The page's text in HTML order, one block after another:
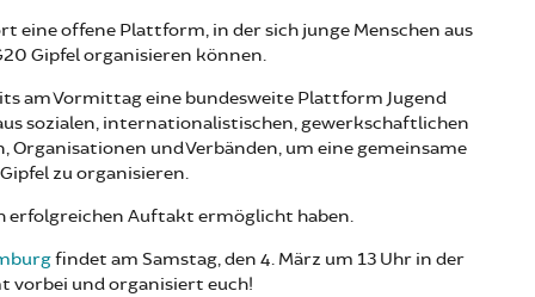
eine offene Plattform, in der sich junge Menschen aus
Gipfel organisieren können.
am Vormittag eine bundesweite Plattform Jugend
sozialen, internationalistischen, gewerkschaftlichen
und Verbänden, um eine gemeinsame
zu organisieren.
erfolgreichen Auftakt ermöglicht haben.
findet am Samstag, den 4. März um 13 Uhr in der
vorbei und organisiert euch!